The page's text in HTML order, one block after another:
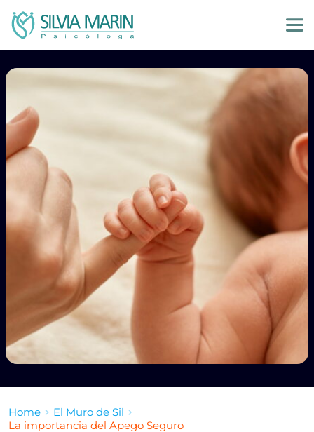
Home
El Muro de Sil
La importancia del Apego Seguro